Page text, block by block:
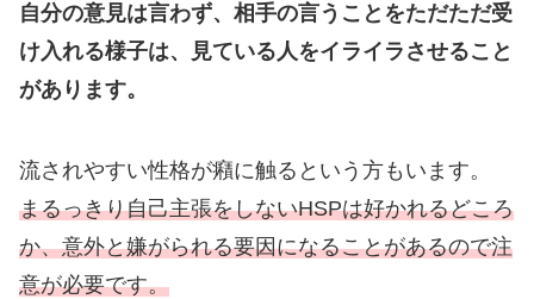
自分の意見は言わず、相手の言うことをただただ受
け入れる様子は、見ている人をイライラさせること
があります。
流されやすい性格が癪に触るという方もいます。
まるっきり自己主張をしないHSPは好かれるどころ
か、意外と嫌がられる要因になることがあるので注
意が必要です。